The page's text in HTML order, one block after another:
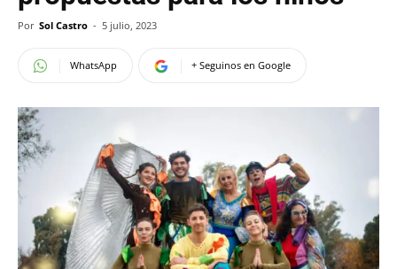
Por Sol Castro - 5 julio, 2023
WhatsApp + Seguinos en Google